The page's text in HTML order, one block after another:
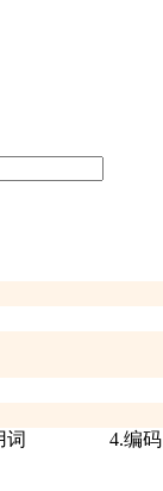
词 4.编码